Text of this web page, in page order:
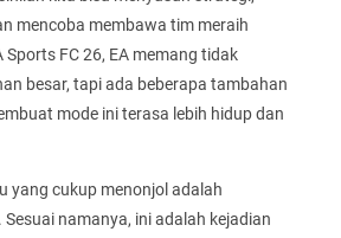
mencoba membawa tim meraih
Sports FC 26, EA memang tidak
besar, tapi ada beberapa tambahan
mode ini terasa lebih hidup dan
yang cukup menonjol adalah
Sesuai namanya, ini adalah kejadian